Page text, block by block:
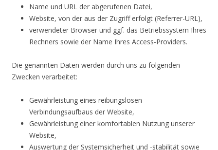
Name und URL der abgerufenen Datei,
Website, von der aus der Zugriff erfolgt (Referrer-URL),
verwendeter Browser und ggf. das Betriebssystem Ihres
Rechners sowie der Name Ihres Access-Providers.
Die genannten Daten werden durch uns zu folgenden
Zwecken verarbeitet:
Gewährleistung eines reibungslosen
Verbindungsaufbaus der Website,
Gewährleistung einer komfortablen Nutzung unserer
Website,
Auswertung der Systemsicherheit und -stabilität sowie